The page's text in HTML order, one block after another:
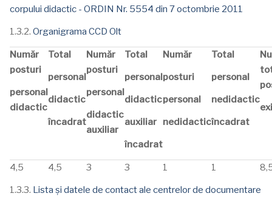
corpului didactic - ORDIN Nr. 5554 din 7 octombrie 2011
1.3.2. Organigrama CCD Olt
Număr
posturi
personal
didactic
Total
personal
didactic
încadrat
Număr
posturi
personal
didactic
auxiliar
Total
personal
didactic
auxiliar
încadrat
Număr
posturi
personal
nedidactic
Total
personal
nedidactic
încadrat
4,5 4,5 3 3 1 1
1.3.3. Lista și datele de contact ale centrelor de documentare